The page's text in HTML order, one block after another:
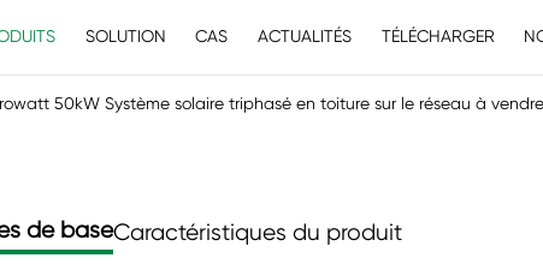
SOLUTION CAS ACTUALITÉS TÉLÉCHARGER
50kW Système solaire triphasé en toiture sur le réseau à vendre
de baseCaractéristiques du produit